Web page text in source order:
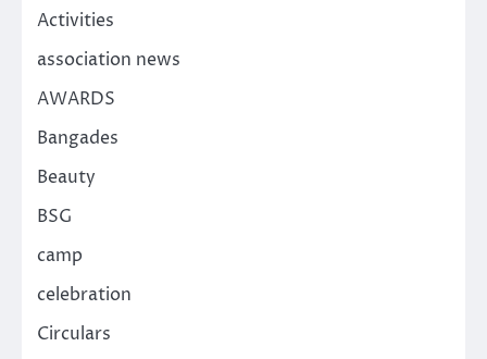
Activities
association news
AWARDS
Bangades
Beauty
BSG
camp
celebration
Circulars